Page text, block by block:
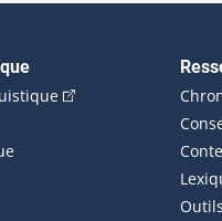
(Cet hyperlien